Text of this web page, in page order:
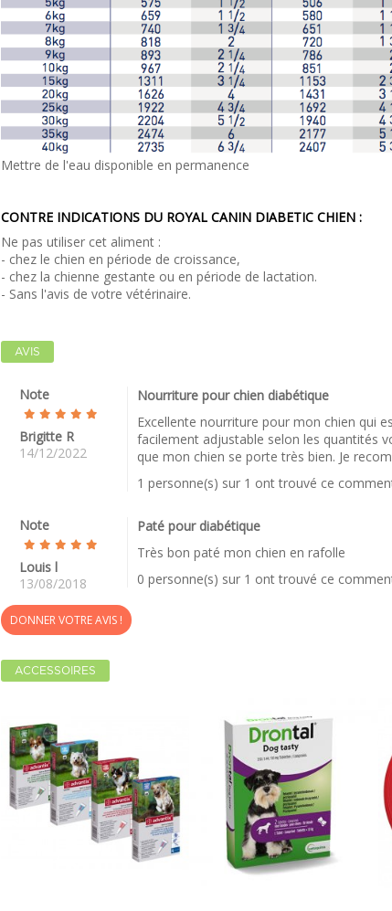
Mettre de l'eau disponible en permanence
CONTRE INDICATIONS DU ROYAL CANIN DIABETIC CHIEN :
Ne pas utiliser cet aliment :
- chez le chien en période de croissance,
- chez la chienne gestante ou en période de lactation.
- Sans l'avis de votre vétérinaire.
AVIS
Note
Brigitte R
14/12/2022
Nourriture pour chien diabétique
Excellente nourriture pour mon chien qui
facilement adjustable selon les quantités
que mon chien se porte très bien. Je
1 personne(s) sur 1 ont trouvé ce
Note
Louis l
13/08/2018
Paté pour diabétique
Très bon paté mon chien en rafolle
0 personne(s) sur 1 ont trouvé ce
DONNER VOTRE AVIS !
ACCESSOIRES